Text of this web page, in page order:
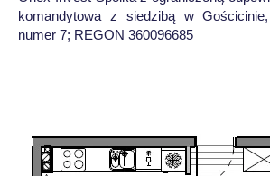
komandytowa z siedzibą w
numer 7; REGON 360096685